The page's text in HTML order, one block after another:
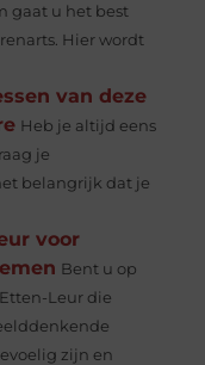
gaat u het best
Hier wordt
van deze
Heb je altijd eens
je
belangrijk dat je
voor
Bent u op
Leur die
zijn en